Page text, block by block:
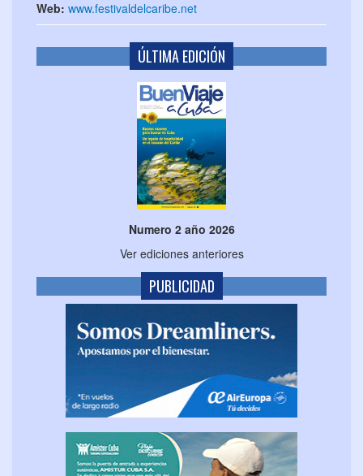
Web: www.festivaldelcaribe.net
ÚLTIMA EDICIÓN
Numero 2 año 2026
Ver ediciones anteriores
PUBLICIDAD